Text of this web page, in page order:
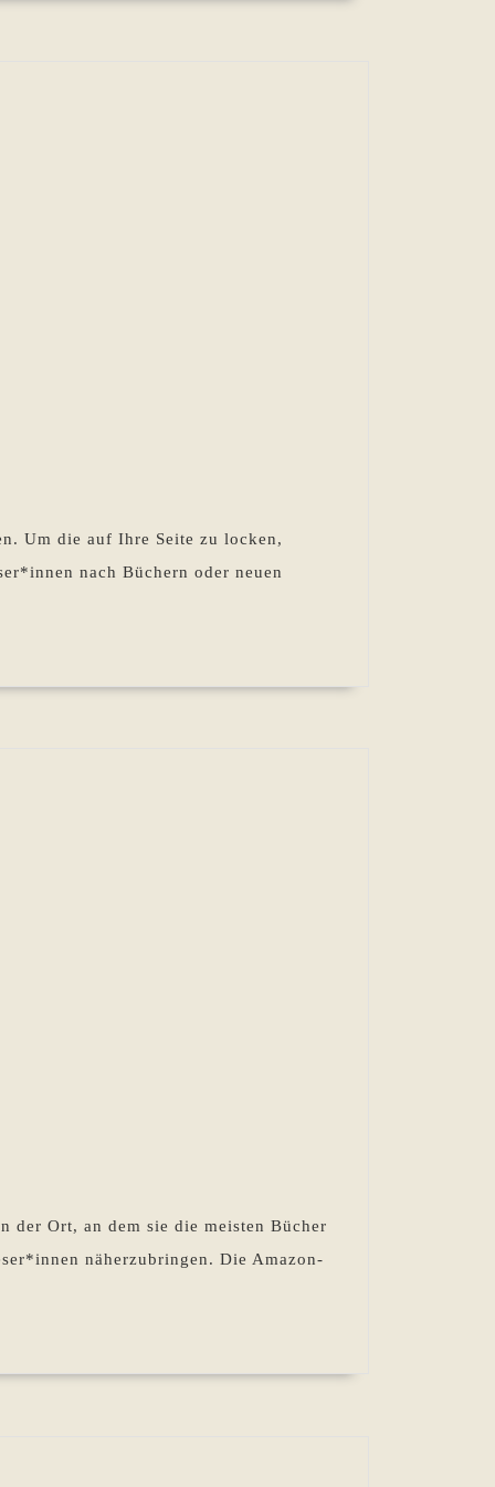
Um die auf Ihre Seite zu locken,
nach Büchern oder neuen
der Ort, an dem sie die meisten Bücher
näherzubringen. Die Amazon-